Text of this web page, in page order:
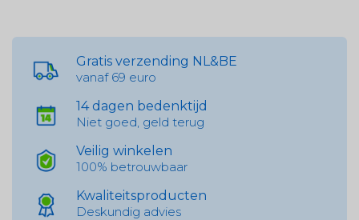
Gratis verzending NL&BE
vanaf 69 euro
14 dagen bedenktijd
Niet goed, geld terug
Veilig winkelen
100% betrouwbaar
Kwaliteitsproducten
Deskundig advies